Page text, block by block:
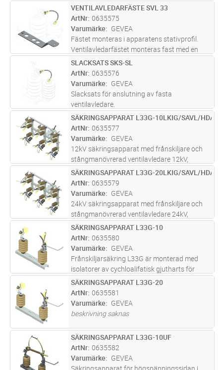
FP Lägg i kundvagn
VENTILAVLEDARFÄSTE SVL 33
ArtNr 0635575
Varumärke
GEVEA
Fästet monteras i apparatens stativprofil.
Ventilavledarfästet monteras fast med en
skruv i apparatstativets löphål. Apparatens
isolatorskruvar behöver inte låssas vid
montering av ventilavledarfäste
FP Lägg i kundvagn
SLACKSATS SKS-SL
ArtNr 0635576
Varumärke
GEVEA
Slacksats för anslutning av fasta
ventilavledare.
ST Lägg i kundvagn
SÄKRINGSAPPARAT L33G-10LKIG/SAVL/HDA12
ArtNr 0635577
Varumärke
GEVEA
12kV säkringsapparat med frånskiljare och
stångmanövrerad ventilavledare 12kV,
monterad på Bertilregel. Levereras
fabriksmontard och injusterad som trepolig
enhet med manöverstång. Inklusive flexi
mer
ST Lägg i kundvagn
SÄKRINGSAPPARAT L33G-20LKIG/SAVL/HDA21
ArtNr 0635579
Varumärke
GEVEA
24kV säkringsapparat med frånskiljare och
stångmanövrerad ventilavledare 24kV,
monterad på Bertilregel. Levereras
fabriksmontard och injusterad som trepolig
enhet med manöverstång. Inklusive flexi
mer
ST Lägg i kundvagn
SÄKRINGSAPPARAT L33G-10
ArtNr 0635580
Varumärke
GEVEA
Frånskiljarsäkring L33G är monterad med
isolatorer av cychloalifatisk gjutharts för
utomhusbruk. Gjuthartsens fördelar är låg
vikt och okänslig mot oöm hantering.
Frånskiljarsäkring typ L33G finns i
ST Lägg i kundvagn
SÄKRINGSAPPARAT L33G-20
ArtNr 0635581
Varumärke
GEVEA
beskrivning saknas
ST Lägg i kundvagn
SÄKRINGSAPPARAT L33G-10UF
ArtNr 0635582
Varumärke
GEVEA